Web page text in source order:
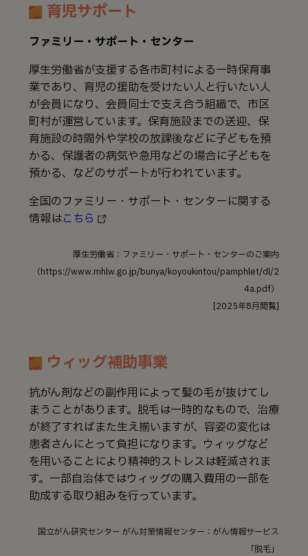
育児サポート
ファミリー・サポート・センター
厚生労働省が支援する各市町村による一時保育事
業であり、育児の援助を受けたい人と行いたい人
が会員になり、会員同士で支え合う組織で、市区
町村が運営しています。保育施設までの送迎、保
育施設の時間外や学校の放課後などに子どもを預
かる、保護者の病気や急用などの場合に子どもを
預かる、などのサポートが行われています。
全国のファミリー・サポート・センターに関する
情報はこちら
厚生労働省：ファミリー・サポート・センターのご案内
（https://www.mhlw.go.jp/bunya/koyoukintou/pamphlet/dl/2
4a.pdf）
[2025年8月閲覧]
ウィッグ補助事業
抗がん剤などの副作用によって髪の毛が抜けてし
まうことがあります。脱毛は一時的なもので、治療
が終了すればまた生え揃いますが、容姿の変化は
患者さんにとって負担になります。ウィッグなど
を用いることにより精神的ストレスは軽減されま
す。一部自治体ではウィッグの購入費用の一部を
助成する取り組みを行っています。
国⽴がん研究センター がん対策情報センター：がん情報サービス
「脱毛」